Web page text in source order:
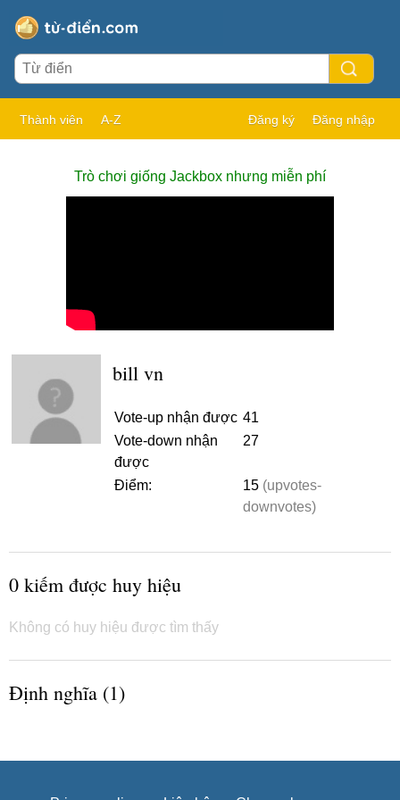
Thành viên A-Z Đăng ký Đăng nhập
Trò chơi giống Jackbox nhưng miễn phí
bill vn
Vote-up nhận được 41
Vote-down nhận
được
27
Điểm: 15 (upvotes-
downvotes)
0 kiếm được huy hiệu
Không có huy hiệu được tìm thấy
Định nghĩa (1)